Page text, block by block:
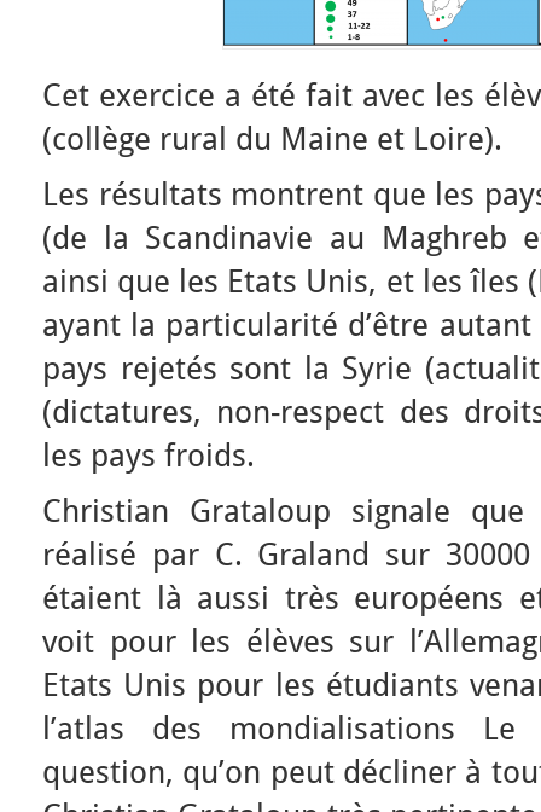
Cet exercice a été fait avec les
(collège rural du Maine et Loire).
Les résultats montrent que les
(de la Scandinavie au Maghreb
ainsi que les Etats Unis, et les îles
ayant la particularité d’être
pays rejetés sont la Syrie
(dictatures, non-respect des
les pays froids.
Christian Grataloup signale
réalisé par C. Graland sur
étaient là aussi très européens
voit pour les élèves sur
Etats Unis pour les étudiants
l’atlas des mondialisations
question, qu’on peut décliner à